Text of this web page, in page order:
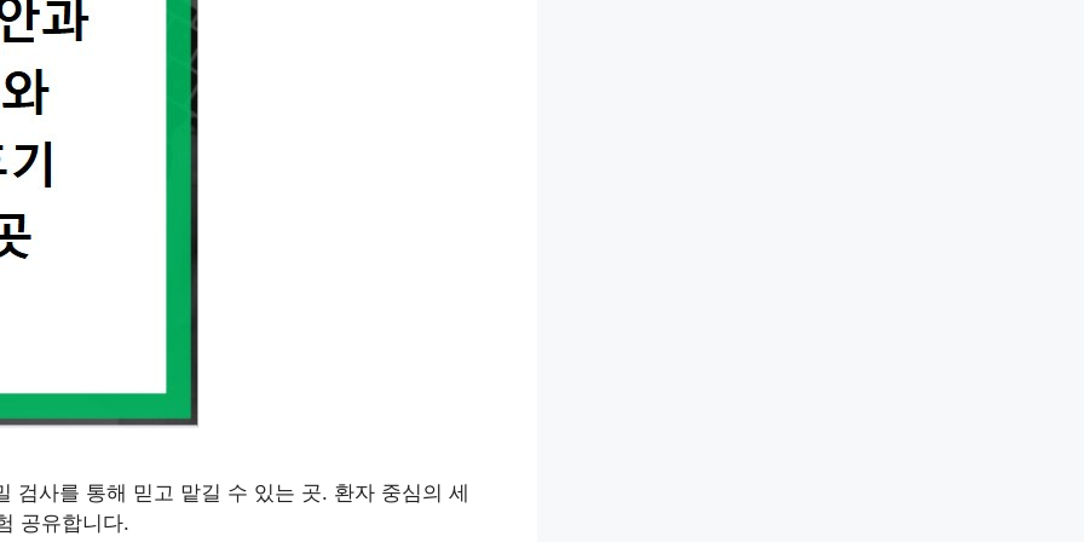
검사를 통해 믿고 맡길 수 있는 곳. 환자 중심의 세
공유합니다.